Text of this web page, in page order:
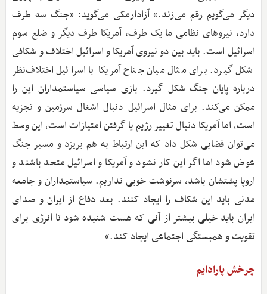
دیگر می‌گویم رقم می‌زند.» آزادارمکی می‌گوید: «جنگ سه طرف
دارد، نیروهای نظامی ما یک طرف، آمریکا طرف دیگر و ضلع سوم
اسرائیل است. باید بین دو نیروی آمریکا و اسرائیل اختلاف و شکافی
شکل گیرد. برای مثال میان جناح آمریکا با اسرائیل اختلاف‌نظر
درباره پایان جنگ شکل گیرد. بازی سیاسی سیاستمداران این را
ممکن می‌کند. برای مثال اسرائیل دنبال اشغال سرزمین و تجزیه
است، اما آمریکا دنبال تغییر رژیم یا گرفتن امتیازات است، این وسط
می‌توان فضایی شکل داد که این ارتباط به هم بریزد و مسیر جنگ
عوض شود اما اگر این کار نشود و آمریکا و اسرائیل متحد باشند و
اروپا پشتشان باشد، سرنوشت خوبی نداریم. سیاستمداران و جامعه
مدنی باید این شکاف را ایجاد کنند. بعد دفاع از ایران و صدای
ایران باید خیلی بیشتر از آنی که هست شنیده شود تا انرژی برای
تقویت و همبستگی اجتماعی ایجاد کند.»
چرخش پارادایم